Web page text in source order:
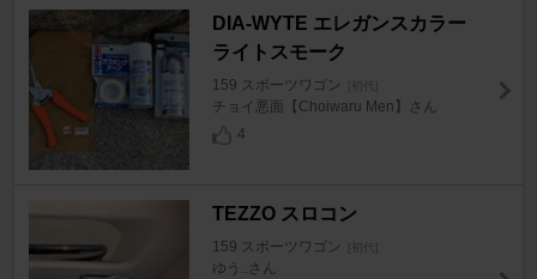
DIA-WYTE エレガンスカラー
ライトスモーク
159 スポーツワゴン [初代]
チョイ悪面【Choiwaru Men】さん
4
TEZZO スロコン
159 スポーツワゴン [初代]
ゆう..さん